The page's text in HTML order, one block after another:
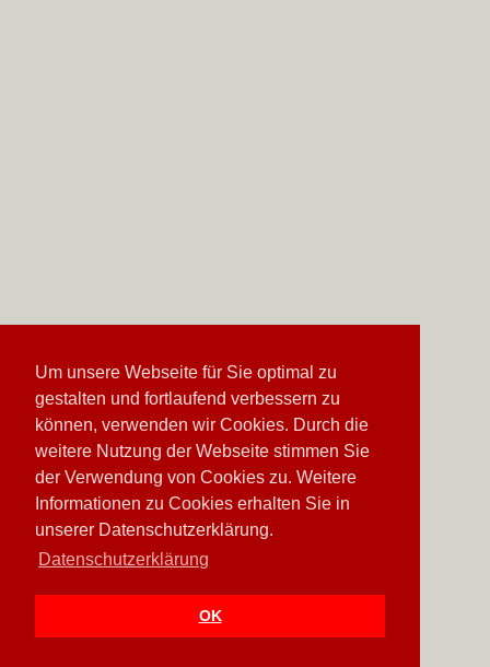
Um unsere Webseite für Sie optimal zu
gestalten und fortlaufend verbessern zu
können, verwenden wir Cookies. Durch die
weitere Nutzung der Webseite stimmen Sie
der Verwendung von Cookies zu. Weitere
Informationen zu Cookies erhalten Sie in
unserer Datenschutzerklärung.
Datenschutzerklärung
OK